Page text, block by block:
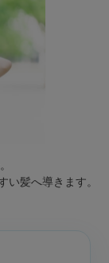
い髪へ導きます。